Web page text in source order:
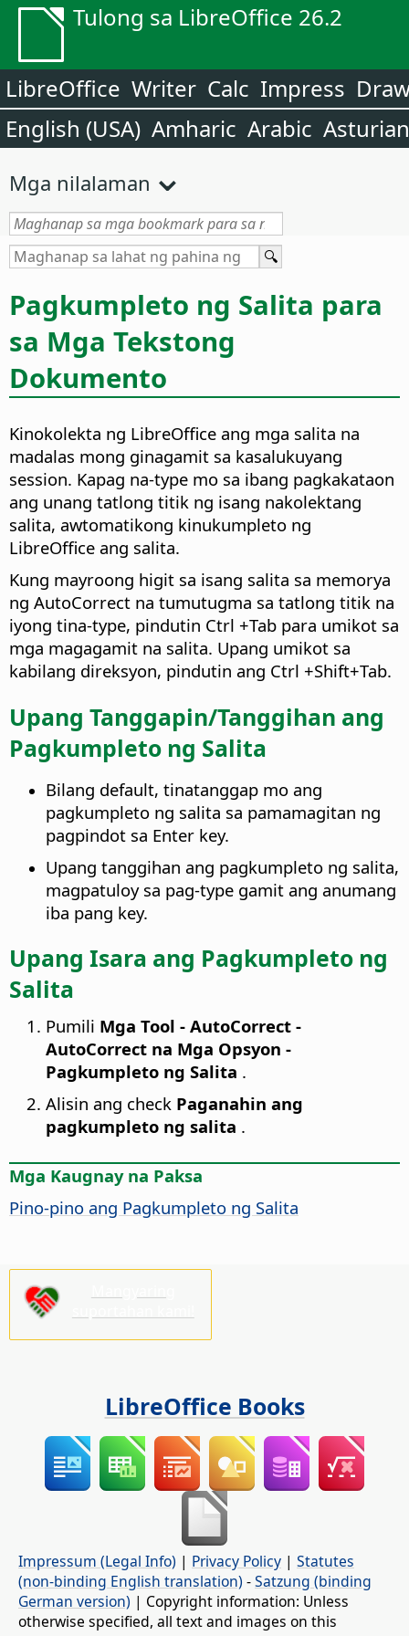
Tulong sa LibreOffice 26.2
LibreOffice Writer Calc Impress
English (USA) Amharic Arabic Asturian
Mga nilalaman
Pagkumpleto ng Salita para
sa Mga Tekstong
Dokumento
Kinokolekta ng LibreOffice ang mga salita na
madalas mong ginagamit sa kasalukuyang
session. Kapag na-type mo sa ibang pagkakataon
ang unang tatlong titik ng isang nakolektang
salita, awtomatikong kinukumpleto ng
LibreOffice ang salita.
Kung mayroong higit sa isang salita sa memorya
ng AutoCorrect na tumutugma sa tatlong titik na
iyong tina-type, pindutin Ctrl +Tab para umikot sa
mga magagamit na salita. Upang umikot sa
kabilang direksyon, pindutin ang Ctrl +Shift+Tab.
Upang Tanggapin/Tanggihan ang
Pagkumpleto ng Salita
Bilang default, tinatanggap mo ang
pagkumpleto ng salita sa pamamagitan ng
pagpindot sa Enter key.
Upang tanggihan ang pagkumpleto ng salita,
magpatuloy sa pag-type gamit ang anumang
iba pang key.
Upang Isara ang Pagkumpleto ng
Salita
Pumili Mga Tool - AutoCorrect -
AutoCorrect na Mga Opsyon -
Pagkumpleto ng Salita .
Alisin ang check Paganahin ang
pagkumpleto ng salita .
Mga Kaugnay na Paksa
Pino-pino ang Pagkumpleto ng Salita
LibreOffice Books
Impressum (Legal Info) | Privacy Policy | Statutes
(non-binding English translation) -Satzung (binding
German version) | Copyright information: Unless
otherwise specified, all text and images on this